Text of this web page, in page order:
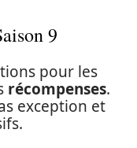
9
pour les
récompenses.
exception et